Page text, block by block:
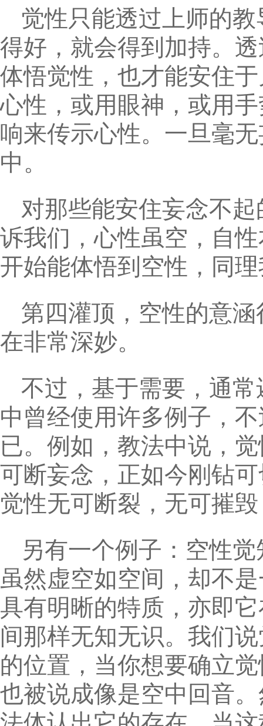
觉性只能透过上师的
得好，就会得到加持。
体悟觉性，也才能安住
心性，或用眼神，或用
响来传示心性。一旦毫
中。
对那些能安住妄念不
诉我们，心性虽空，自
开始能体悟到空性，同
第四灌顶，空性的意
在非常深妙。
不过，基于需要，通
中曾经使用许多例子，
已。例如，教法中说，
可断妄念，正如今刚钻
觉性无可断裂，无可摧
另有一个例子：空性
虽然虚空如空间，却不
具有明晰的特质，亦即
间那样无知无识。我们
的位置，当你想要确立
也被说成像是空中回音